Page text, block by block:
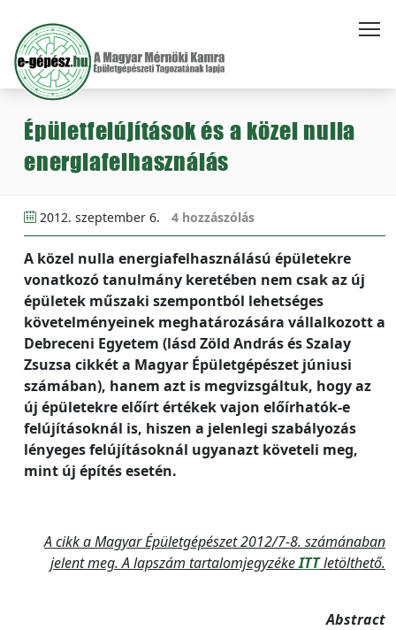
Épületfelújítások és a közel nulla
energiafelhasználás
2012. szeptember 6. 4 hozzászólás
A közel nulla energiafelhasználású épületekre
vonatkozó tanulmány keretében nem csak az új
épületek műszaki szempontból lehetséges
követelményeinek meghatározására vállalkozott a
Debreceni Egyetem (lásd Zöld András és Szalay
Zsuzsa cikkét a Magyar Épületgépészet júniusi
számában), hanem azt is megvizsgáltuk, hogy az
új épületekre előírt értékek vajon előírhatók-e
felújításoknál is, hiszen a jelenlegi szabályozás
lényeges felújításoknál ugyanazt követeli meg,
mint új építés esetén.
A cikk a Magyar Épületgépészet 2012/7-8. számánaban
jelent meg. A lapszám tartalomjegyzékeITTletölthető.
Abstract